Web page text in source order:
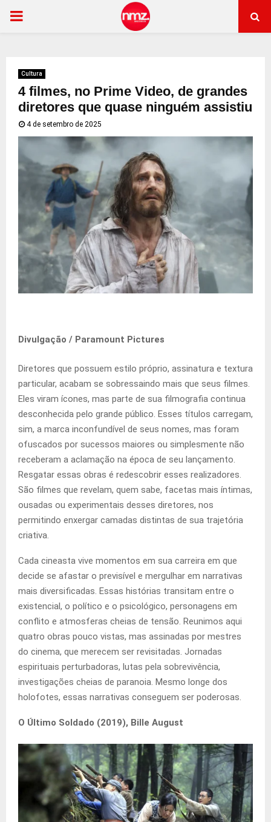
PRIMARY
Cultura
4 filmes, no Prime Video, de grandes
diretores que quase ninguém assistiu
4 de setembro de 2025
Divulgação / Paramount Pictures
Diretores que possuem estilo próprio, assinatura e textura
particular, acabam se sobressaindo mais que seus filmes.
Eles viram ícones, mas parte de sua filmografia continua
desconhecida pelo grande público. Esses títulos carregam,
sim, a marca inconfundível de seus nomes, mas foram
ofuscados por sucessos maiores ou simplesmente não
receberam a aclamação na época de seu lançamento.
Resgatar essas obras é redescobrir esses realizadores.
São filmes que revelam, quem sabe, facetas mais íntimas,
ousadas ou experimentais desses diretores, nos
permitindo enxergar camadas distintas de sua trajetória
criativa.
Cada cineasta vive momentos em sua carreira em que
decide se afastar o previsível e mergulhar em narrativas
mais diversificadas. Essas histórias transitam entre o
existencial, o político e o psicológico, personagens em
conflito e atmosferas cheias de tensão. Reunimos aqui
quatro obras pouco vistas, mas assinadas por mestres
do cinema, que merecem ser revisitadas. Jornadas
espirituais perturbadoras, lutas pela sobrevivência,
investigações cheias de paranoia. Mesmo longe dos
holofotes, essas narrativas conseguem ser poderosas.
O Último Soldado (2019), Bille August